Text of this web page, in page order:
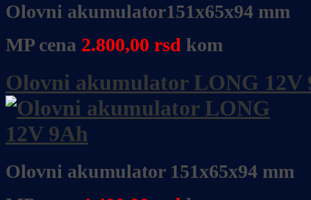
Olovni akumulator151x65x94 mm
MP cena 2.800,00 rsd kom
Olovni akumulator LONG 12V
Olovni akumulator 151x65x94 mm